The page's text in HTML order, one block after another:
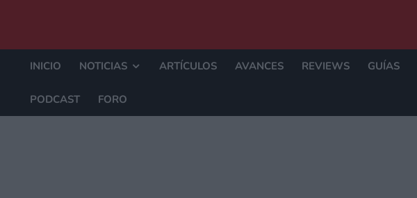
INICIO NOTICIAS ARTÍCULOS AVANCES REVIEWS GUÍAS
PODCAST FORO